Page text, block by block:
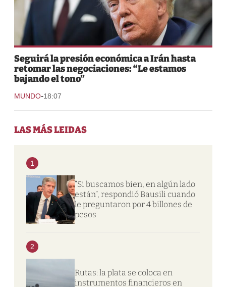
Seguirá la presión económica a Irán hasta
retomar las negociaciones: “Le estamos
bajando el tono”
MUNDO-18:07
LAS MÁS LEIDAS
1
“Si buscamos bien, en algún lado
están”, respondió Bausili cuando
le preguntaron por 4 billones de
pesos
2
Rutas: la plata se coloca en
instrumentos financieros en